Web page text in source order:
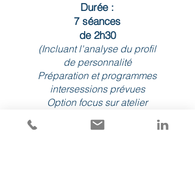
Durée :
7 séances
de 2h30
(Incluant l'analyse du profil
de personnalité
Préparation et programmes
intersessions prévues
Option focus sur atelier